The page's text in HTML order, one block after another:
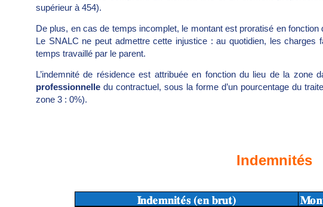
supérieur à 454).
De plus, en cas de temps incomplet, le montant est proratisé en
Le SNALC ne peut admettre cette injustice : au quotidien, les charges
temps travaillé par le parent.
L’indemnité de résidence est attribuée en fonction du lieu de la zone
professionnelle du contractuel, sous la forme d’un pourcentage du
zone 3 : 0%).
Indemnités